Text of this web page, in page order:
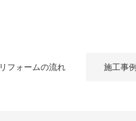
リフォームの流れ 施工事例